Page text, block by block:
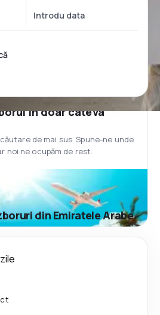
în doar câteva
de mai sus. Spune-ne unde
noi ne ocupăm de rest.
din Emiratele Arabe